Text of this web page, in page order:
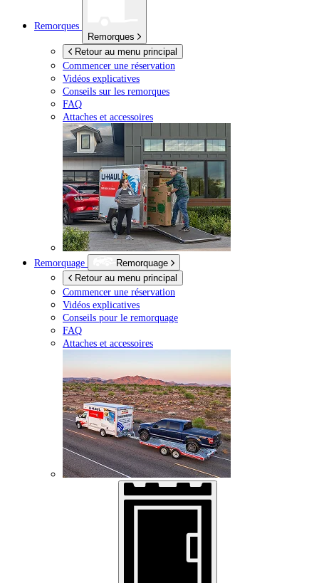
Remorques
Remorques
Retour au menu principal
Commencer une réservation
Vidéos explicatives
Conseils sur les remorques
FAQ
Attaches et accessoires
Remorquage
Remorquage
Retour au menu principal
Commencer une réservation
Vidéos explicatives
Conseils pour le remorquage
FAQ
Attaches et accessoires